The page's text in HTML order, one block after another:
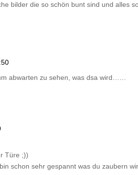
bilder die so schön bunt sind und alles
abwarten zu sehen, was dsa wird……
Türe ;))
schon sehr gespannt was du zaubern